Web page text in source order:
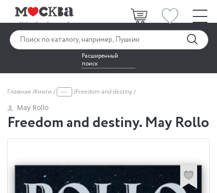
Расширенный
поиск
Главная Книги ... Freedom and destiny
May Rollo
Freedom and destiny. May Rollo